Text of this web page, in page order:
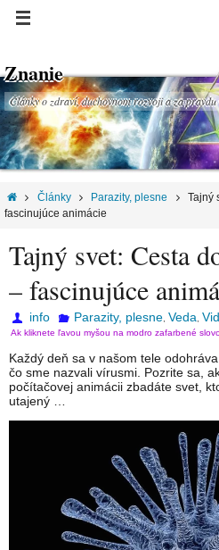
Znanie
Články o zdraví, duchovnom rozvoji a za pravdu
Články Parazity, plesne
Tajný
fascinujúce animácie
Tajný svet: Cesta
– fascinujúce
info Parazity, plesne, Veda
Ak kliknete ľavou myšou na modro zafarbené
Každý deň sa v našom tele
čo sme nazvali vírusmi. Pozrite sa,
počítačovej animácii zbadáte svet,
utajený …